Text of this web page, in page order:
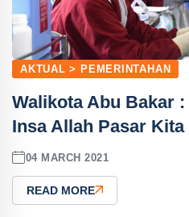
AKTUAL > PEMERINTAHAN
Walikota Abu Bakar
Insa Allah Pasar
04 MARCH 2021
READ MORE